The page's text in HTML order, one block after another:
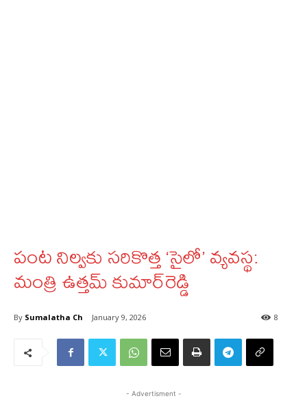
పంట నిల్వకు సరికొత్త ‘సైలో’ వ్యవస్థ:
మంత్రి ఉత్తమ్ కుమార్‌రెడ్డి
By Sumalatha Ch January 9, 2026 8
- Advertisment -